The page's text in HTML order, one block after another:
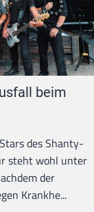
beim
des Shanty-
steht wohl unter
der
Krankhe...